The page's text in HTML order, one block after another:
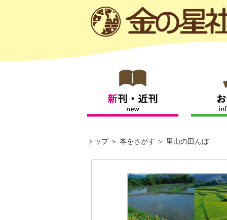
トップ 本をさがす 里山の田んぼ